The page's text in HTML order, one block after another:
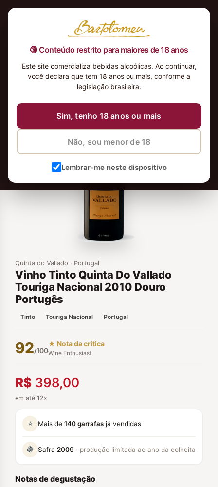
🔞 Conteúdo restrito para maiores de 18 anos
Este site comercializa bebidas alcoólicas. Ao continuar,
você declara que tem 18 anos ou mais, conforme a
legislação brasileira.
Sim, tenho 18 anos ou mais
Não, sou menor de 18
Lembrar-me neste dispositivo
Quinta do Vallado · Portugal
Vinho Tinto Quinta Do Vallado
Touriga Nacional 2010 Douro
Portugês
Tinto Touriga Nacional Portugal
92/100
★ Nota da crítica
Wine Enthusiast
R$ 398,00
em até 12x
⭐ Mais de 140 garrafas já vendidas
🍇 Safra 2009 · produção limitada ao ano da colheita
Notas de degustação